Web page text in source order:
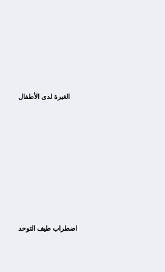
الغيرة لدى الأطفال
اضطراب طيف التوحد